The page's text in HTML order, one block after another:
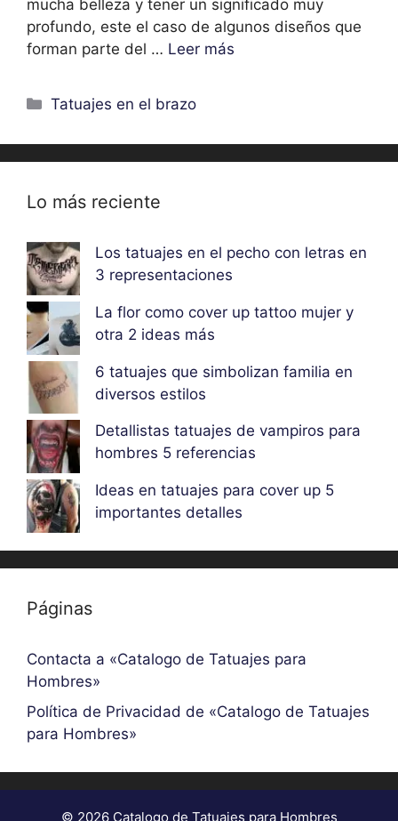
mucha belleza y tener un significado muy
profundo, este el caso de algunos diseños que
forman parte del … Leer más
Categorías
Tatuajes en el brazo
Lo más reciente
Los tatuajes en el pecho con letras en
3 representaciones
La flor como cover up tattoo mujer y
otra 2 ideas más
6 tatuajes que simbolizan familia en
diversos estilos
Detallistas tatuajes de vampiros para
hombres 5 referencias
Ideas en tatuajes para cover up 5
importantes detalles
Páginas
Contacta a «Catalogo de Tatuajes para
Hombres»
Política de Privacidad de «Catalogo de Tatuajes
para Hombres»
© 2026 Catalogo de Tatuajes para Hombres